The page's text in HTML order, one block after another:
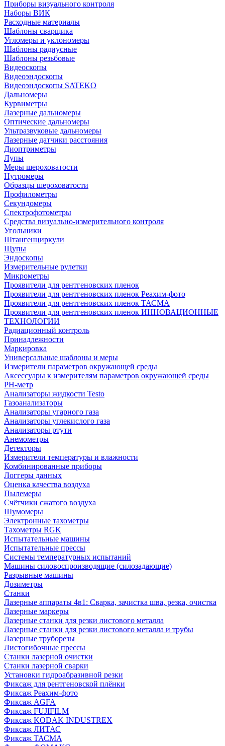
Приборы визуального контроля
Наборы ВИК
Расходные материалы
Шаблоны сварщика
Угломеры и уклономеры
Шаблоны радиусные
Шаблоны резьбовые
Видеоскопы
Видеоэндоскопы
Видеоэндоскопы SATEKO
Дальномеры
Курвиметры
Лазерные дальномеры
Оптические дальномеры
Ультразвуковые дальномеры
Лазерные датчики расстояния
Диоптриметры
Лупы
Меры шероховатости
Нутромеры
Образцы шероховатости
Профилометры
Секундомеры
Спектрофотометры
Средства визуально-измерительного контроля
Угольники
Штангенциркули
Щупы
Эндоскопы
Измерительные рулетки
Микрометры
Проявители для рентгеновских пленок
Проявители для рентгеновских пленок Реахим-фото
Проявители для рентгеновских пленок ТАСМА
Проявители для рентгеновских пленок ИННОВАЦИОННЫЕ
ТЕХНОЛОГИИ
Радиационный контроль
Принадлежности
Маркировка
Универсальные шаблоны и меры
Измерители параметров окружающей среды
Аксессуары к измерителям параметров окружающей среды
PH-метр
Анализаторы жидкости Testo
Газоанализаторы
Анализаторы угарного газа
Анализаторы углекислого газа
Анализаторы ртути
Анемометры
Детекторы
Измерители температуры и влажности
Комбинированные приборы
Логгеры данных
Оценка качества воздуха
Пылемеры
Счётчики сжатого воздуха
Шумомеры
Электронные тахометры
Тахометры RGK
Испытательные машины
Испытательные прессы
Системы температурных испытаний
Машины силовоспроизводящие (силозадающие)
Разрывные машины
Дозиметры
Станки
Лазерные аппараты 4в1: Сварка, зачистка шва, резка, очистка
Лазерные маркеры
Лазерные станки для резки листового металла
Лазерные станки для резки листового металла и трубы
Лазерные труборезы
Листогибочные прессы
Станки лазерной очистки
Станки лазерной сварки
Установки гидроабразивной резки
Фиксаж для рентгеновской плёнки
Фиксаж Реахим-фото
Фиксаж AGFA
Фиксаж FUJIFILM
Фиксаж KODAK INDUSTREX
Фиксаж ЛИТАС
Фиксаж ТАСМА